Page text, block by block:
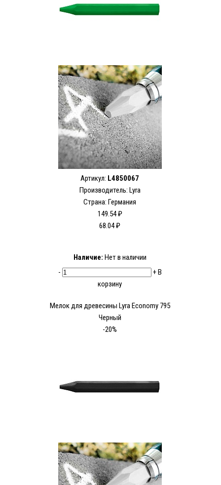
Артикул: L4850067
Производитель: Lyra
Страна: Германия
149.54 ₽
68.04 ₽
Наличие: Нет в наличии
-
+В
корзину
Мелок для древесины Lyra Economy 795
Черный
-20%